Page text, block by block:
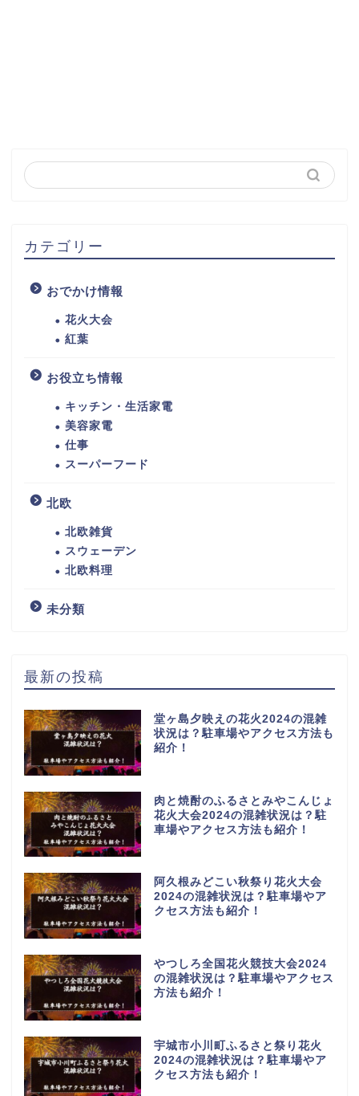
カテゴリー
おでかけ情報
花火大会
紅葉
お役立ち情報
キッチン・生活家電
美容家電
仕事
スーパーフード
北欧
北欧雑貨
スウェーデン
北欧料理
未分類
最新の投稿
堂ヶ島夕映えの花火2024の混雑
状況は？駐車場やアクセス方法も
紹介！
肉と焼酎のふるさとみやこんじょ
花火大会2024の混雑状況は？駐
車場やアクセス方法も紹介！
阿久根みどこい秋祭り花火大会
2024の混雑状況は？駐車場やア
クセス方法も紹介！
やつしろ全国花火競技大会2024
の混雑状況は？駐車場やアクセス
方法も紹介！
宇城市小川町ふるさと祭り花火
2024の混雑状況は？駐車場やア
クセス方法も紹介！